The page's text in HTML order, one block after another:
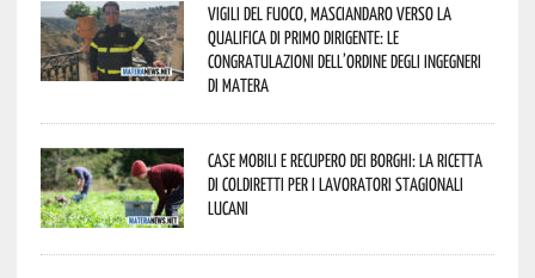
Vigili del Fuoco, Masciandaro verso la
qualifica di Primo Dirigente: le
congratulazioni dell’Ordine degli Ingegneri
di Matera
Case mobili e recupero dei borghi: la ricetta
di Coldiretti per i lavoratori stagionali
lucani